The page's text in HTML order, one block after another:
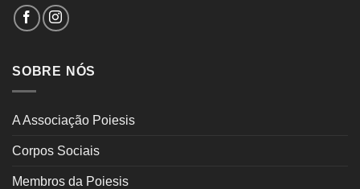
SOBRE NÓS
A Associação Poiesis
Corpos Sociais
Membros da Poiesis